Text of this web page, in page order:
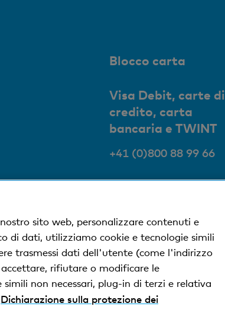
Blocco carta
Visa Debit, carte di
credito, carta
bancaria e TWINT
+41 (0)800 88 99 66
protezione dei datiSAI
sito web, personalizzare contenuti e
di dati, utilizziamo cookie e tecnologie simili
trasmessi dati dell'utente (come l'indirizzo
rifiutare o modificare le
non necessari, plug-in di terzi e relativa
Dichiarazione sulla protezione dei